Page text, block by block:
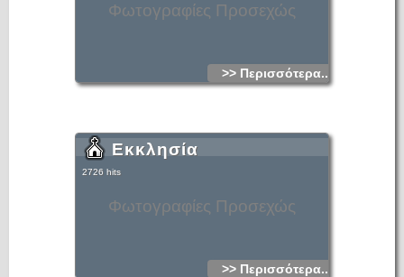
Φωτογραφίες Προσεχώς
>> Περισσότερα...
Φωτογραφίες Προσεχώς
Εκκλησία
2726 hits
>> Περισσότερα...